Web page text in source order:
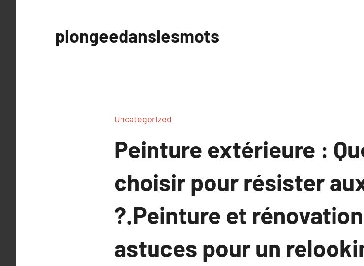
plongeedanslesmots
Uncategorized
Peinture extérieure :
choisir pour résister
?.Peinture et
astuces pour un